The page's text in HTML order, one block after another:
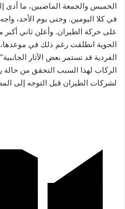
الخميس والجمعة الماضيين، ما أدى
في كلا اليومين. وحتى يوم الأحد،
على حركة الطيران. وأعلن ثاني أكبر
الجوية انطلقت رغم ذلك في
الفردية قد تستمر بعض الآثار
الركاب لهذا السبب التحقق من حالة
لشركات الطيران قبل التوجه إلى